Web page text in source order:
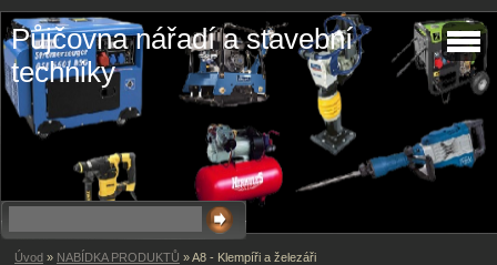
Půjčovna nářadí a stavební
techniky
Úvod » NABÍDKA PRODUKTŮ »A8 - Klempíři a železáři